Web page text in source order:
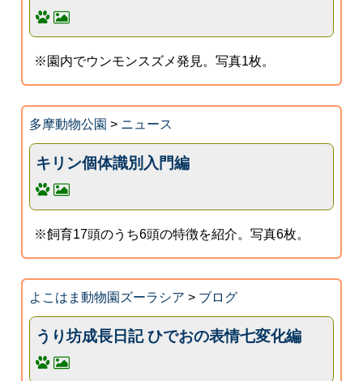
※園内でウンモンスズメ発見。写真1枚。
多摩動物公園 > ニュース
キリン個体識別入門編
※飼育17頭のうち6頭の特徴を紹介。写真6枚。
よこはま動物園ズーラシア > ブログ
うり坊成長日記 ひでおの表情七変化編